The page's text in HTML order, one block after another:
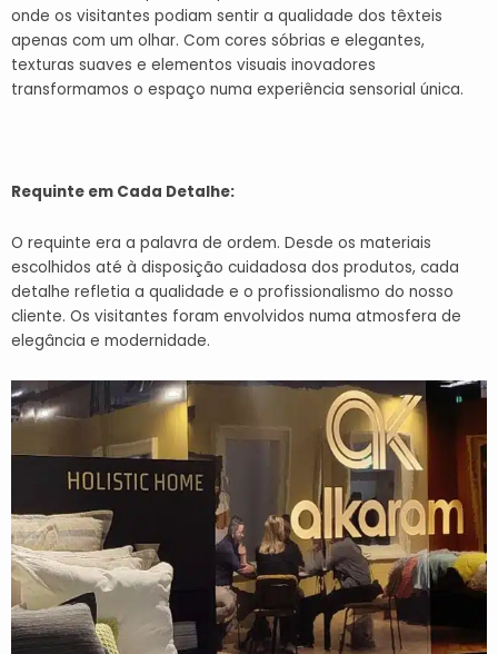
onde os visitantes podiam sentir a qualidade dos têxteis
apenas com um olhar. Com cores sóbrias e elegantes,
texturas suaves e elementos visuais inovadores
transformamos o espaço numa experiência sensorial única.
Requinte em Cada Detalhe:
O requinte era a palavra de ordem. Desde os materiais
escolhidos até à disposição cuidadosa dos produtos, cada
detalhe refletia a qualidade e o profissionalismo do nosso
cliente. Os visitantes foram envolvidos numa atmosfera de
elegância e modernidade.